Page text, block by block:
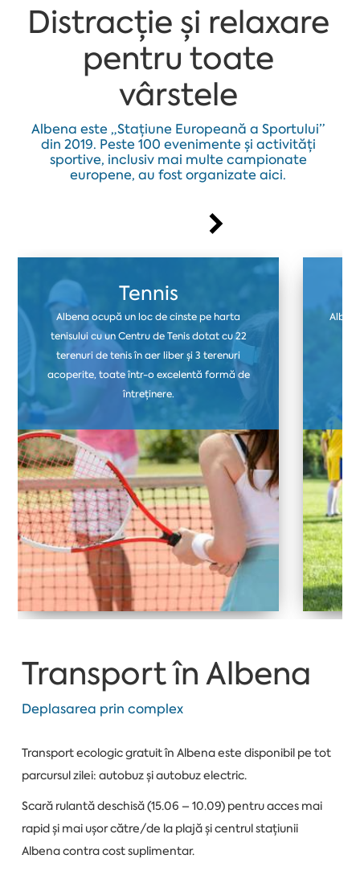
Distracție și relaxare
pentru toate
vârstele
Albena este „Stațiune Europeană a Sportului”
din 2019. Peste 100 evenimente și activități
sportive, inclusiv mai multe campionate
europene, au fost organizate aici.
Tennis
Albena ocupă un loc de cinste pe harta
tenisului cu un Centru de Tenis dotat cu 22
terenuri de tenis în aer liber și 3 terenuri
acoperite, toate într-o excelentă formă de
întreținere.
Transport în Albena
Deplasarea prin complex
Transport ecologic gratuit în Albena este disponibil pe tot
parcursul zilei: autobuz și autobuz electric.
Scară rulantă deschisă (15.06 – 10.09) pentru acces mai
rapid și mai ușor către/de la plajă și centrul stațiunii
Albena contra cost suplimentar.